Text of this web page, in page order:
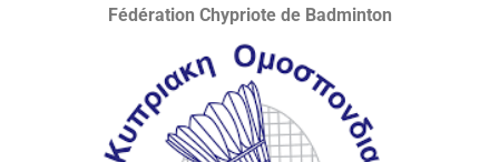
Fédération Chypriote de Badminton